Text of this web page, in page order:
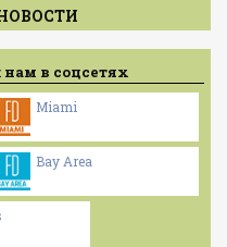
в соцсетях
Miami
Bay Area